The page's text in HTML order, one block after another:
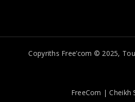
Copyriths Free’com © 2025,
FreeCom | Cheikh